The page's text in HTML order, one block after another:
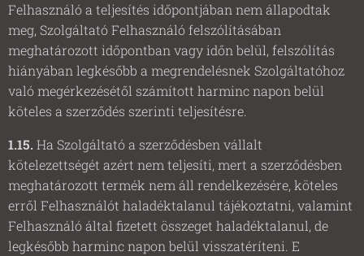
Felhasználó a teljesítés időpontjában nem állapodtak
meg, Szolgáltató Felhasználó felszólításában
meghatározott időpontban vagy időn belül, felszólítás
hiányában legkésőbb a megrendelésnek Szolgáltatóhoz
való megérkezésétől számított harminc napon belül
köteles a szerződés szerinti teljesítésre.
1.15. Ha Szolgáltató a szerződésben vállalt
kötelezettségét azért nem teljesíti, mert a szerződésben
meghatározott termék nem áll rendelkezésére, köteles
erről Felhasználót haladéktalanul tájékoztatni, valamint
Felhasználó által fizetett összeget haladéktalanul, de
legkésőbb harminc napon belül visszatéríteni. E